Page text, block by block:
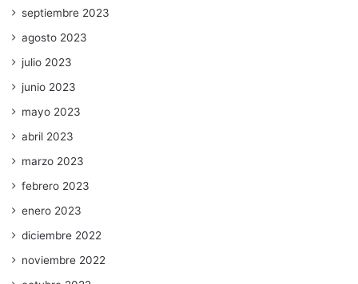
septiembre 2023
agosto 2023
julio 2023
junio 2023
mayo 2023
abril 2023
marzo 2023
febrero 2023
enero 2023
diciembre 2022
noviembre 2022